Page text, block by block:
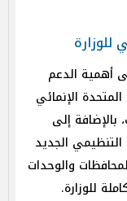
أهمية الدعم
الإنمائي
إلى
التنظيمي الجديد
والوحدات
للوزارة.